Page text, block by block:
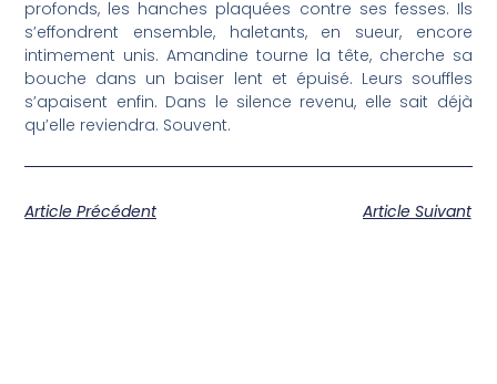
profonds, les hanches plaquées contre ses fesses. Ils
s’effondrent ensemble, haletants, en sueur, encore
intimement unis. Amandine tourne la tête, cherche sa
bouche dans un baiser lent et épuisé. Leurs souffles
s’apaisent enfin. Dans le silence revenu, elle sait déjà
qu’elle reviendra. Souvent.
Article Précédent Article Suivant